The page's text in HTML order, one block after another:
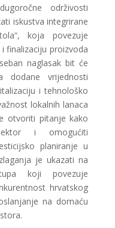
održivosti
iskustva integrirane
koja povezuje
finalizaciju proizvoda
naglasak bit će
dodane vrijednosti
i tehnološko
lokalnih lanaca
otvoriti pitanje kako
i omogućiti
planiranje u
je ukazati na
koji povezuje
hrvatskog
na domaću